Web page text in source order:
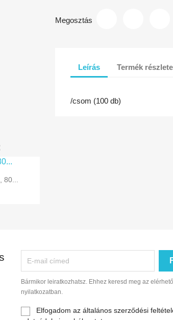
Megosztás
Leírás Termék
/csom (100 db)
Bármikor leiratkozhatsz. Ehhez keresd meg az
nyilatkozatban.
Elfogadom az általános szerződési